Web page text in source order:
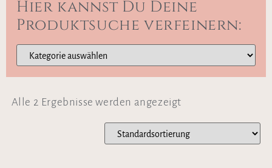
Hier kannst Du Deine
Produktsuche verfeinern:
Alle 2 Ergebnisse werden angezeigt